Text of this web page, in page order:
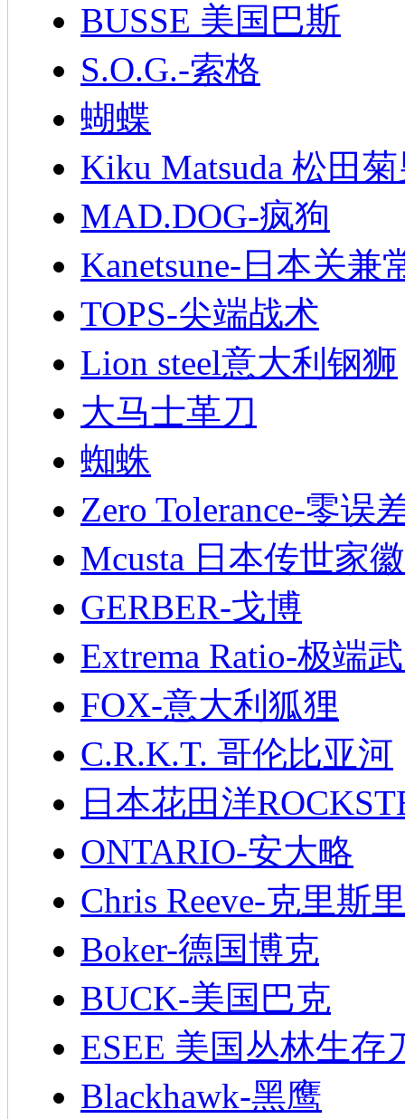
BUSSE 美国巴斯
S.O.G.-索格
蝴蝶
Kiku Matsuda 松田
MAD.DOG-疯狗
Kanetsune-日本关兼
TOPS-尖端战术
Lion steel意大利钢狮
大马士革刀
蜘蛛
Zero Tolerance-零误
Mcusta 日本传世家徽
GERBER-戈博
Extrema Ratio-极端
FOX-意大利狐狸
C.R.K.T. 哥伦比亚河
日本花田洋
ONTARIO-安大略
Chris Reeve-克里斯
Boker-德国博克
BUCK-美国巴克
ESEE 美国丛林生存
Blackhawk-黑鹰